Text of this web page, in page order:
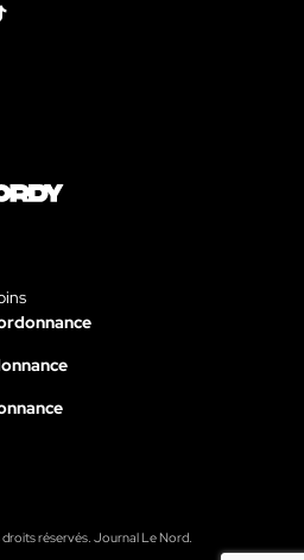
réservés. Journal Le Nord.